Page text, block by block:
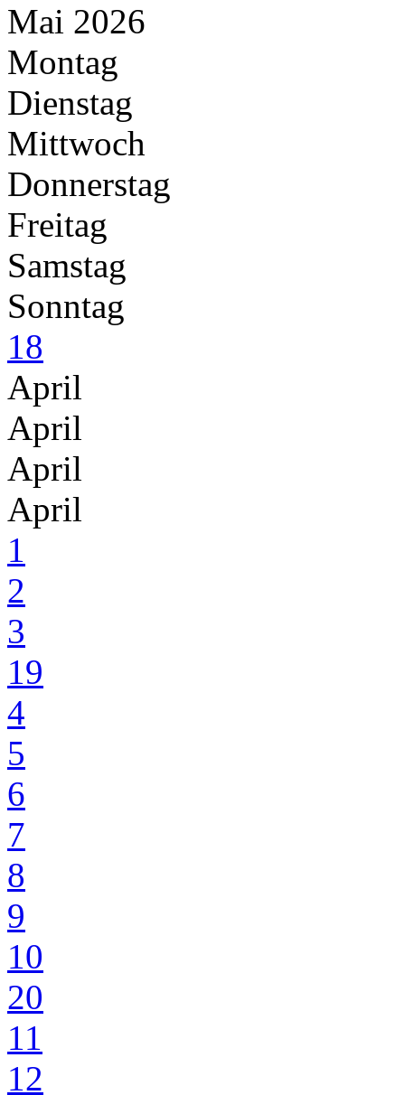
Mai 2026
Montag
Dienstag
Mittwoch
Donnerstag
Freitag
Samstag
Sonntag
18
April
April
April
April
1
2
3
19
4
5
6
7
8
9
10
20
11
12